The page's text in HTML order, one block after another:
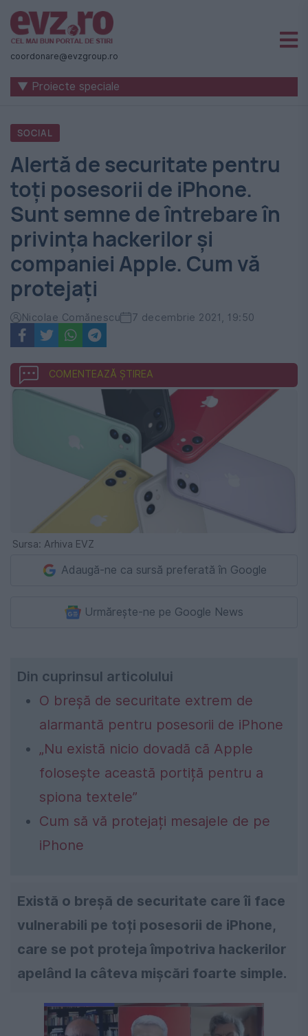
Știri
naționale
internaționale
România
-
Evenimentul
Zilei
coordonare@evzgroup.ro
▼ Proiecte speciale
SOCIAL
Alertă de securitate pentru
toți posesorii de iPhone.
Sunt semne de întrebare în
privința hackerilor și
companiei Apple. Cum vă
protejați
Nicolae Comănescu 7 decembrie 2021, 19:50
COMENTEAZĂ ȘTIREA
Sursa: Arhiva EVZ
Adaugă-ne ca sursă preferată în Google
Urmărește-ne pe Google News
Din cuprinsul articolului
O breșă de securitate extrem de
alarmantă pentru posesorii de iPhone
„Nu există nicio dovadă că Apple
folosește această portiță pentru a
spiona textele”
Cum să vă protejați mesajele de pe
iPhone
Există o breșă de securitate care îi face
vulnerabili pe toți posesorii de iPhone,
care se pot proteja împotriva hackerilor
apelând la câteva mișcări foarte simple.